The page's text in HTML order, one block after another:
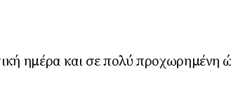
ημέρα και σε πολύ προχωρημένη